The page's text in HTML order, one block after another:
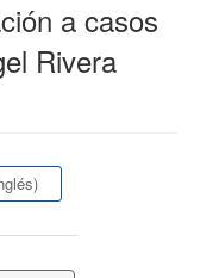
a casos
Rivera